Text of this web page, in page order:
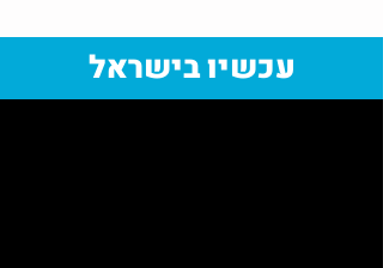
עכשיו בישראל